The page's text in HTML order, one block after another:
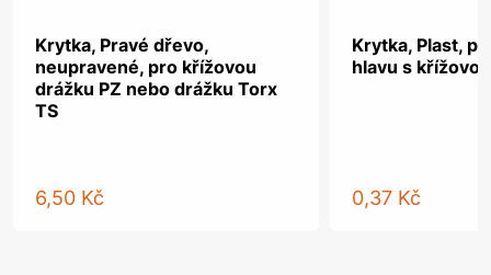
Krytka, Pravé dřevo,
neupravené, pro křížovou
drážku PZ nebo drážku Torx
TS
6,50 Kč
Krytka, Plast,
hlavu s
0,37 Kč